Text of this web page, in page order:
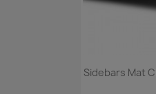

Sidebars Mat